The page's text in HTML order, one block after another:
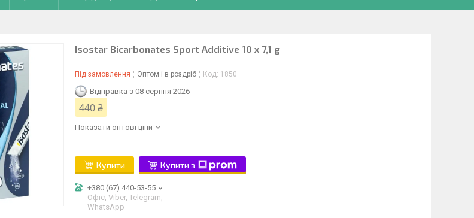
Isostar Bicarbonates Sport Additive 10 x 7,1 g
Під замовлення Оптом і в роздріб Код: 1850
Відправка з 08 серпня 2026
440 ₴
Показати оптові ціни
Купити Купити з
+380 (67) 440-53-55
Офіс, Viber, Telegram,
WhatsApp